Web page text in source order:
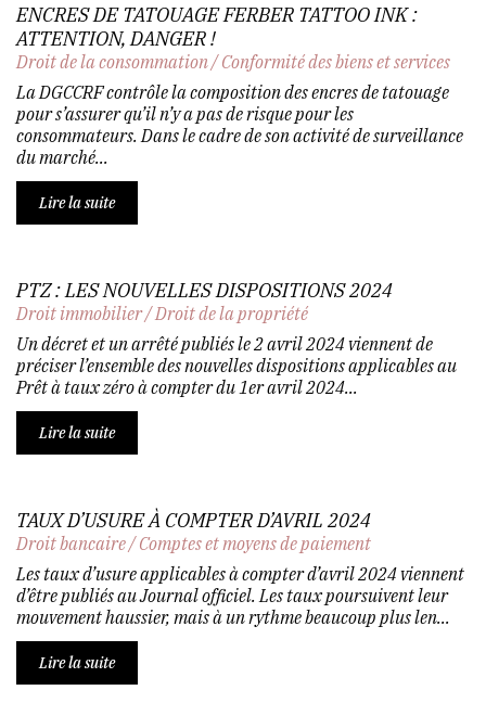
ENCRES DE TATOUAGE FERBER TATTOO INK :
ATTENTION, DANGER !
Droit de la consommation/Conformité des biens et services
La DGCCRF contrôle la composition des encres de tatouage
pour s’assurer qu’il n’y a pas de risque pour les
consommateurs. Dans le cadre de son activité de surveillance
du marché...
Lire la suite
PTZ : LES NOUVELLES DISPOSITIONS 2024
Droit immobilier/Droit de la propriété
Un décret et un arrêté publiés le 2 avril 2024 viennent de
préciser l’ensemble des nouvelles dispositions applicables au
Prêt à taux zéro à compter du 1er avril 2024...
Lire la suite
TAUX D’USURE À COMPTER D’AVRIL 2024
Droit bancaire/Comptes et moyens de paiement
Les taux d’usure applicables à compter d’avril 2024 viennent
d’être publiés au Journal officiel. Les taux poursuivent leur
mouvement haussier, mais à un rythme beaucoup plus len...
Lire la suite